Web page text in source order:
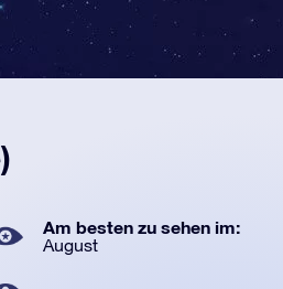
Am besten zu sehen im:
August